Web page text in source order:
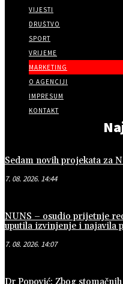
VIJESTI
DRUŠTVO
SPORT
VRIJEME
MARKETING
O AGENCIJI
IMPRESUM
KONTAKT
Sedam novih projekata za
7. 08. 2026. 14:44
NUNS – osudio prijetnje
uputila izvinjenje i najavila
7. 08. 2026. 14:07